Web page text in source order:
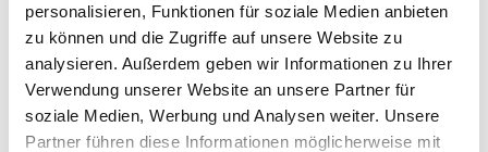
personalisieren, Funktionen für soziale Medien anbieten
zu können und die Zugriffe auf unsere Website zu
analysieren. Außerdem geben wir Informationen zu Ihrer
Verwendung unserer Website an unsere Partner für
soziale Medien, Werbung und Analysen weiter. Unsere
Partner führen diese Informationen möglicherweise mit
4 Varianten
STK Warenkorb
Nicht auf Lager